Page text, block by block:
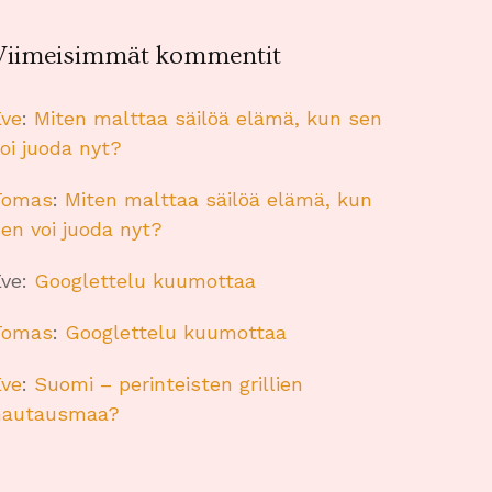
kommentit
: Miten malttaa säilöä elämä, kun sen
juoda nyt?
: Miten malttaa säilöä elämä, kun
voi juoda nyt?
: Googlettelu kuumottaa
: Googlettelu kuumottaa
: Suomi – perinteisten grillien